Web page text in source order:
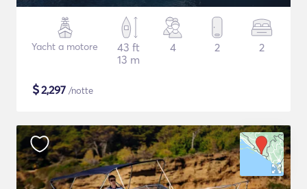
Yacht a motore
43 ft
13 m
4 2 2
$2,297 /notte